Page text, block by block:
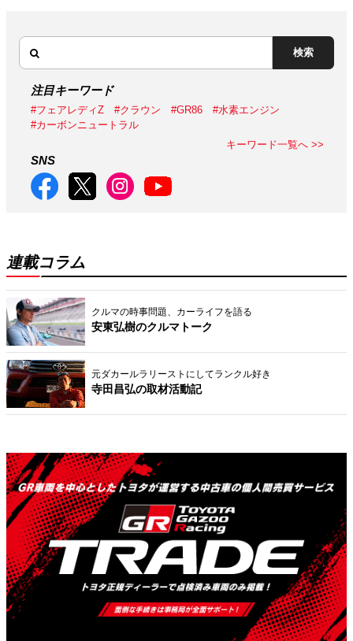
検索
注目キーワード
#フェアレディZ #クラウン #GR86
#水素エンジン
#カーボンニュートラル
キーワード一覧へ >>
SNS
連載コラム
クルマの時事問題、カーライフを語る
安東弘樹のクルマトーク
元ダカールラリーストにしてランクル好き
寺田昌弘の取材活動記